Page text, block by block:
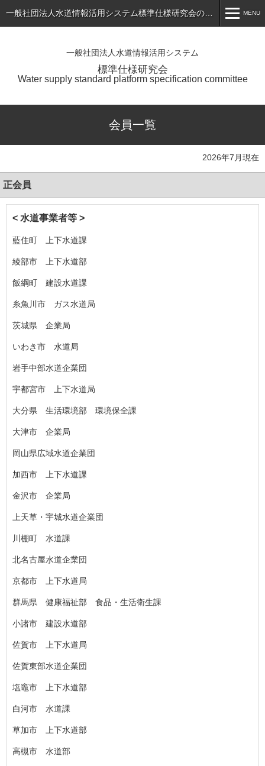
一般社団法人水道情報活用システム
標準仕様研究会
Water supply standard platform specification committee
MENU
会員一覧
アプリケーションサービス・製品一覧
会員一覧
2026年7月現在
正会員
< 水道事業者等 >
藍住町 上下水道課
綾部市 上下水道部
飯綱町 建設水道課
糸魚川市 ガス水道局
茨城県 企業局
いわき市 水道局
岩手中部水道企業団
宇都宮市 上下水道局
大分県 生活環境部 環境保全課
大津市 企業局
岡山県広域水道企業団
加西市 上下水道課
金沢市 企業局
上天草・宇城水道企業団
川棚町 水道課
北名古屋水道企業団
京都市 上下水道局
群馬県 健康福祉部 食品・生活衛生課
小諸市 建設水道部
佐賀市 上下水道局
佐賀東部水道企業団
塩竈市 上下水道部
白河市 水道課
草加市 上下水道部
高槻市 水道部